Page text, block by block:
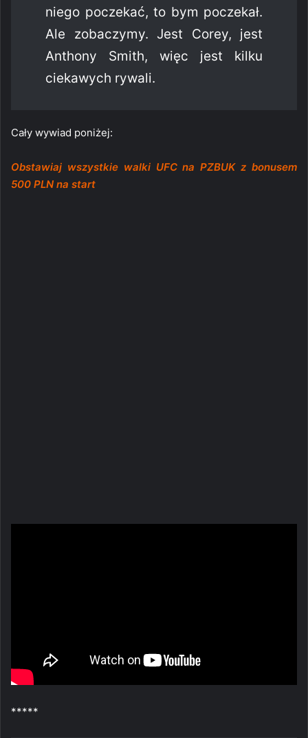
niego poczekać, to bym poczekał.
Ale zobaczymy. Jest Corey, jest
Anthony Smith, więc jest kilku
ciekawych rywali.
Cały wywiad poniżej:
Obstawiaj wszystkie walki UFC na PZBUK z bonusem
500 PLN na start
*****